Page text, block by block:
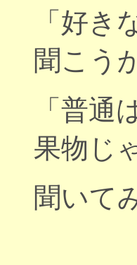
「好
聞こう
「普
果物じ
聞いて